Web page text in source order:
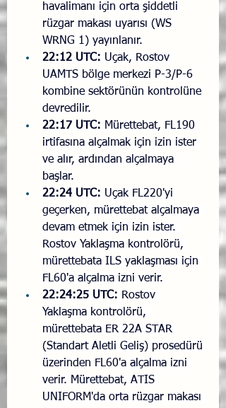
havalimanı için orta şiddetli
rüzgar makası uyarısı (WS
WRNG 1) yayınlanır.
22:12 UTC: Uçak, Rostov
UAMTS bölge merkezi Р-3/Р-6
kombine sektörünün kontrolüne
devredilir.
22:17 UTC: Mürettebat, FL190
irtifasına alçalmak için izin ister
ve alır, ardından alçalmaya
başlar.
22:24 UTC: Uçak FL220'yi
geçerken, mürettebat alçalmaya
devam etmek için izin ister.
Rostov Yaklaşma kontrolörü,
mürettebata ILS yaklaşması için
FL60'a alçalma izni verir.
22:24:25 UTC: Rostov
Yaklaşma kontrolörü,
mürettebata ER 22A STAR
(Standart Aletli Geliş) prosedürü
üzerinden FL60'a alçalma izni
verir. Mürettebat, ATIS
UNIFORM'da orta rüzgar makası